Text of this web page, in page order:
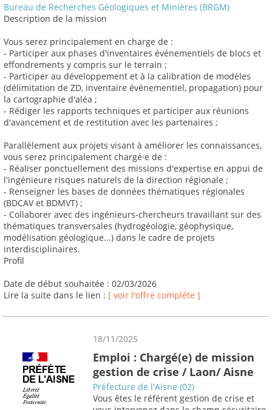
Bureau de Recherches Géologiques et Minières (BRGM)
Description de la mission
Vous serez principalement en charge de :
- Participer aux phases d'inventaires événementiels de blocs et
effondrements y compris sur le terrain ;
- Participer au développement et à la calibration de modèles
(délimitation de ZD, inventaire événementiel, propagation) pour
la cartographie d'aléa ;
- Rédiger les rapports techniques et participer aux réunions
d'avancement et de restitution avec les partenaires ;
Parallèlement aux projets visant à améliorer les connaissances,
vous serez principalement chargé·e de :
- Réaliser ponctuellement des missions d'expertise en appui de
l'ingénieure risques naturels de la direction régionale ;
- Renseigner les bases de données thématiques régionales
(BDCAV et BDMVT) ;
- Collaborer avec des ingénieurs-chercheurs travaillant sur des
thématiques transversales (hydrogéologie, géophysique,
modélisation géologique...) dans le cadre de projets
interdisciplinaires.
Profil
Date de début souhaitée : 02/03/2026
Lire la suite dans le lien : [ voir l'offre complète ]
18/11/2025
Emploi : Chargé(e) de mission
gestion de crise / Laon/ Aisne
Préfecture de l'Aisne (02)
Vous êtes le référent gestion de crise et